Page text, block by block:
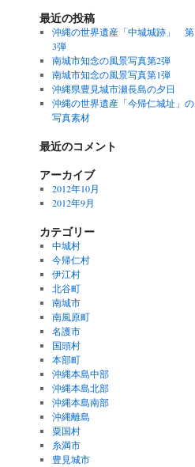
最近の投稿
沖縄の世界遺産「中城城跡」 第
3弾
南城市知念の風景写真第2弾
南城市知念の風景写真第1弾
沖縄県豊見城市瀬長島の夕日
沖縄の世界遺産「今帰仁城址」の
写真素材
最近のコメント
アーカイブ
2012年10月
2012年9月
カテゴリー
中城村
今帰仁村
伊江村
北谷町
南城市
南風原町
名護市
国頭村
本部町
沖縄本島中部
沖縄本島北部
沖縄本島南部
沖縄離島
粟国村
糸満市
豊見城市